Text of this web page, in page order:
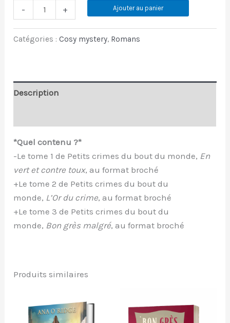
- + Ajouter au panier
Catégories :Cosy mystery, Romans
Description
*Quel contenu ?*
-Le tome 1 de Petits crimes du bout du monde, En
vert et contre toux, au format broché
+Le tome 2 de Petits crimes du bout du
monde, L’Or du crime, au format broché
+Le tome 3 de Petits crimes du bout du
monde, Bon grès malgré, au format broché
Produits similaires